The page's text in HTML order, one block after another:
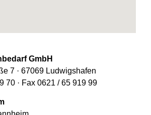
GmbH
7 · 67069 Ludwigshafen
70 · Fax 0621 / 65 919 99